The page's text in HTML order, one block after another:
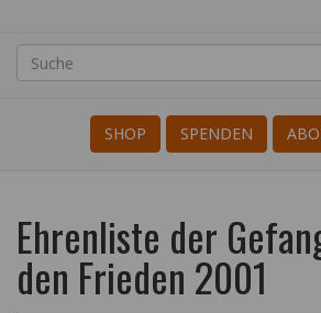
Search
Suche
SHOP SPENDEN
Ehrenliste der
den Frieden 2001